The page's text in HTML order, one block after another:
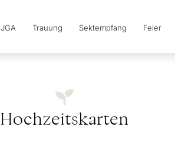
JGA Trauung Sektempfang Feier
Hochzeitskarten